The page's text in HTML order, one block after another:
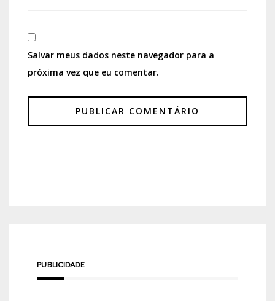
Salvar meus dados neste navegador para a
próxima vez que eu comentar.
PUBLICIDADE